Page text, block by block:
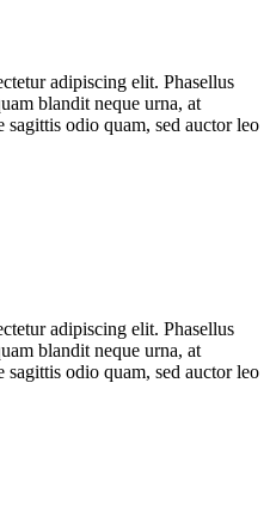
adipiscing elit. Phasellus
blandit neque urna, at
odio quam, sed auctor leo
adipiscing elit. Phasellus
blandit neque urna, at
odio quam, sed auctor leo